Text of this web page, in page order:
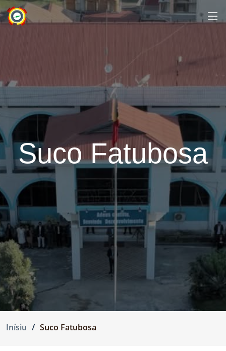
Suco Fatubosa
Inísiu Suco Fatubosa